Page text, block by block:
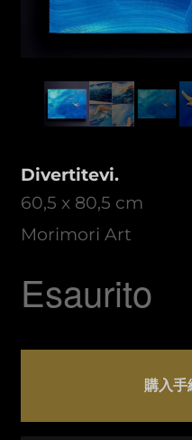
Divertitevi.
60,5 x 80,5 cm
Morimori Art
Esaurito
購入手